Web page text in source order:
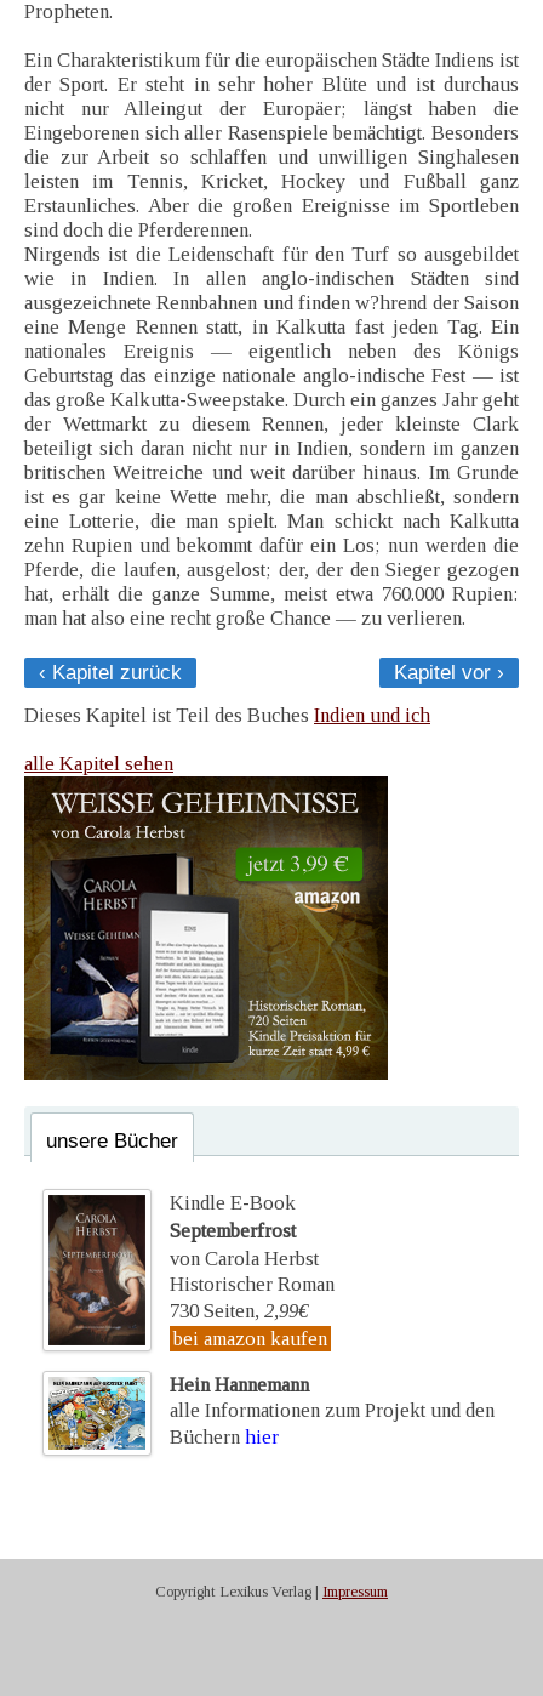
Propheten.
Ein Charakteristikum für die europäischen Städte Indiens ist
der Sport. Er steht in sehr hoher Blüte und ist durchaus
nicht nur Alleingut der Europäer; längst haben die
Eingeborenen sich aller Rasenspiele bemächtigt. Besonders
die zur Arbeit so schlaffen und unwilligen Singhalesen
leisten im Tennis, Kricket, Hockey und Fußball ganz
Erstaunliches. Aber die großen Ereignisse im Sportleben
sind doch die Pferderennen.
Nirgends ist die Leidenschaft für den Turf so ausgebildet
wie in Indien. In allen anglo-indischen Städten sind
ausgezeichnete Rennbahnen und finden w?hrend der Saison
eine Menge Rennen statt, in Kalkutta fast jeden Tag. Ein
nationales Ereignis — eigentlich neben des Königs
Geburtstag das einzige nationale anglo-indische Fest — ist
das große Kalkutta-Sweepstake. Durch ein ganzes Jahr geht
der Wettmarkt zu diesem Rennen, jeder kleinste Clark
beteiligt sich daran nicht nur in Indien, sondern im ganzen
britischen Weitreiche und weit darüber hinaus. Im Grunde
ist es gar keine Wette mehr, die man abschließt, sondern
eine Lotterie, die man spielt. Man schickt nach Kalkutta
zehn Rupien und bekommt dafür ein Los; nun werden die
Pferde, die laufen, ausgelost; der, der den Sieger gezogen
hat, erhält die ganze Summe, meist etwa 760.000 Rupien:
man hat also eine recht große Chance — zu verlieren.
‹ Kapitel zurück
Kapitel vor ›
Dieses Kapitel ist Teil des Buches Indien und ich
alle Kapitel sehen
unsere Bücher
Kindle E-Book
Septemberfrost
von Carola Herbst
Historischer Roman
730 Seiten, 2,99€
bei amazon kaufen
Hein Hannemann
alle Informationen zum Projekt und den
Büchern hier
Copyright Lexikus Verlag | Impressum